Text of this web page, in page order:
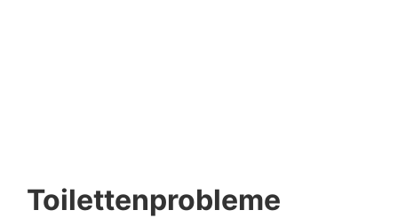
Toilettenprobleme